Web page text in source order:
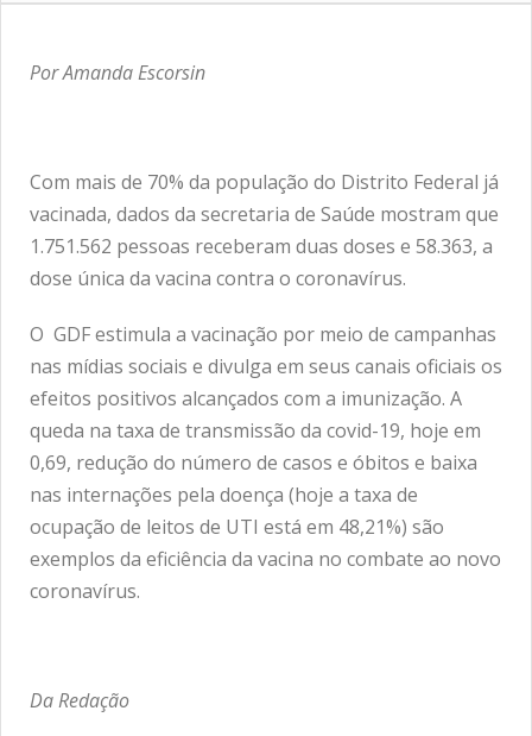
Por Amanda Escorsin
Com mais de 70% da população do Distrito Federal já
vacinada, dados da secretaria de Saúde mostram que
1.751.562 pessoas receberam duas doses e 58.363, a
dose única da vacina contra o coronavírus.
O GDF estimula a vacinação por meio de campanhas
nas mídias sociais e divulga em seus canais oficiais os
efeitos positivos alcançados com a imunização. A
queda na taxa de transmissão da covid-19, hoje em
0,69, redução do número de casos e óbitos e baixa
nas internações pela doença (hoje a taxa de
ocupação de leitos de UTI está em 48,21%) são
exemplos da eficiência da vacina no combate ao novo
coronavírus.
Da Redação